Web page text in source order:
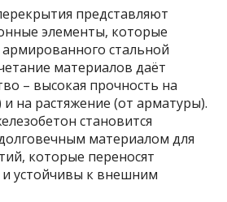
представляют
элементы, которые
армированного стальной
материалов даёт
– высокая прочность на
и на растяжение (от арматуры).
становится
материалом для
которые переносят
устойчивы к внешним